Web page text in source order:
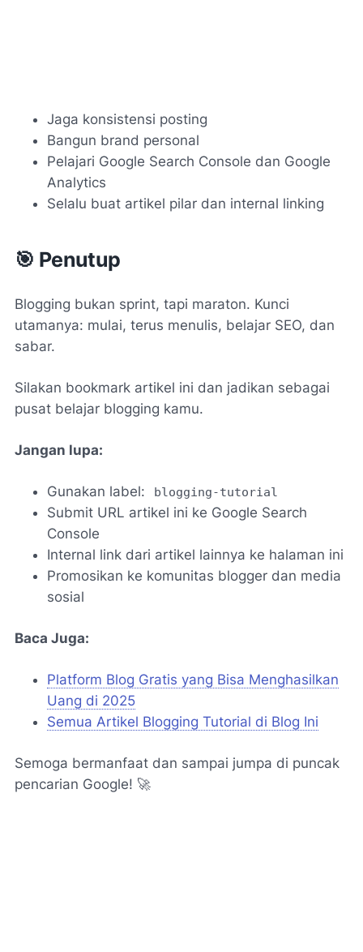
Jaga konsistensi posting
Bangun brand personal
Pelajari Google Search Console dan Google
Analytics
Selalu buat artikel pilar dan internal linking
🎯 Penutup
Blogging bukan sprint, tapi maraton. Kunci
utamanya: mulai, terus menulis, belajar SEO, dan
sabar.
Silakan bookmark artikel ini dan jadikan sebagai
pusat belajar blogging kamu.
Jangan lupa:
Gunakan label: blogging-tutorial
Submit URL artikel ini ke Google Search
Console
Internal link dari artikel lainnya ke halaman ini
Promosikan ke komunitas blogger dan media
sosial
Baca Juga:
Platform Blog Gratis yang Bisa Menghasilkan
Uang di 2025
Semua Artikel Blogging Tutorial di Blog Ini
Semoga bermanfaat dan sampai jumpa di puncak
pencarian Google! 🚀